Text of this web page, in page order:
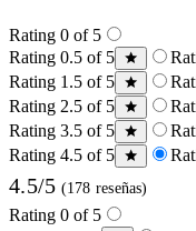
Rating 0 of 5
Rating 0.5 of 5
Rating 1.5 of 5
Rating 2.5 of 5
Rating 3.5 of 5
Rating 4.5 of 5
4.5/5 (178 reseñas)
Rating 0 of 5